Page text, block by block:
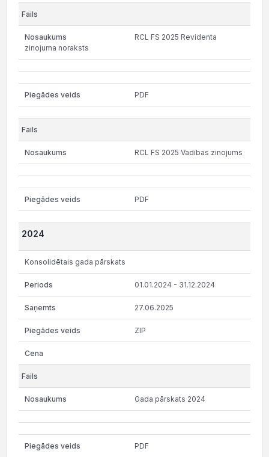
RCL FS 2025 Revidenta
zinojuma noraksts
PDF
RCL FS 2025 Vadibas zinojums
PDF
2024
Konsolidētais gada pārskats
01.01.2024 - 31.12.2024
27.06.2025
ZIP
Gada pārskats 2024
PDF